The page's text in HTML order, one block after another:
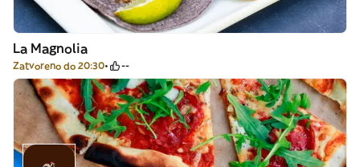
La Magnolia
Zatvoreno do 20:30 --